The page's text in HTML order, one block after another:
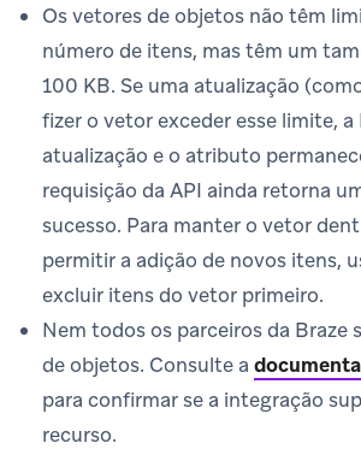
Os vetores de objetos não têm
número de itens, mas têm um
100 KB. Se uma atualização
fizer o vetor exceder esse limite, a
atualização e o atributo
requisição da API ainda retorna
sucesso. Para manter o vetor
permitir a adição de novos itens,
excluir itens do vetor primeiro.
Nem todos os parceiros da Braze
de objetos. Consulte a
para confirmar se a integração
recurso.